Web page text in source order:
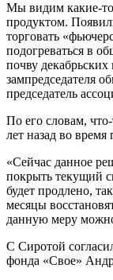
Мы видим какие-то
продуктом.
торговать
подогреваться в
почву
зампредседателя
председатель
По его словам,
лет назад во
«Сейчас данное
покрыть текущий
будет продлено,
месяцы
данную меру
С Сиротой
фонда «Свое»